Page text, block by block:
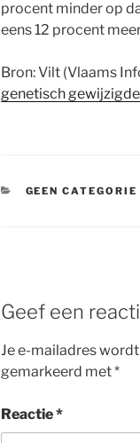
procent minder op
eens 12 procent
Bron: Vilt (Vlaams
genetisch
CATEGORIEËN
GEEN CATEGORIE
Geef een
Je e-mailadres
gemarkeerd met*
Reactie*